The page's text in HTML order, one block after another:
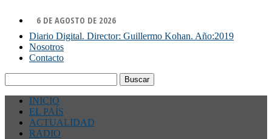
6 DE AGOSTO DE 2026
Diario Digital. Director: Guillermo Kohan. Año:2019
Nosotros
Contacto
INICIO
EL PAÍS
ACTUALIDAD
RADIO